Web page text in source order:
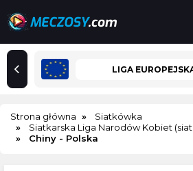
LIGA
Strona główna
Siatkówka
Siatkarska Liga Narodów Kobiet
Chiny - Polska